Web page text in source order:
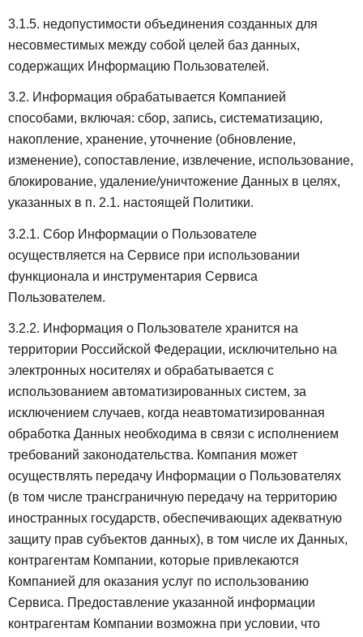
3.1.5. недопустимости объединения созданных для
несовместимых между собой целей баз данных,
содержащих Информацию Пользователей.
3.2. Информация обрабатывается Компанией
способами, включая: сбор, запись, систематизацию,
накопление, хранение, уточнение (обновление,
изменение), сопоставление, извлечение, использование,
блокирование, удаление/уничтожение Данных в целях,
указанных в п. 2.1. настоящей Политики.
3.2.1. Сбор Информации о Пользователе
осуществляется на Сервисе при использовании
функционала и инструментария Сервиса
Пользователем.
3.2.2. Информация о Пользователе хранится на
территории Российской Федерации, исключительно на
электронных носителях и обрабатывается с
использованием автоматизированных систем, за
исключением случаев, когда неавтоматизированная
обработка Данных необходима в связи с исполнением
требований законодательства. Компания может
осуществлять передачу Информации о Пользователях
(в том числе трансграничную передачу на территорию
иностранных государств, обеспечивающих адекватную
защиту прав субъектов данных), в том числе их Данных,
контрагентам Компании, которые привлекаются
Компанией для оказания услуг по использованию
Сервиса. Предоставление указанной информации
контрагентам Компании возможна при условии, что